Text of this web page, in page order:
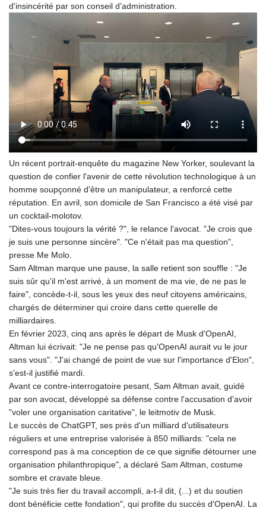
d'insincérité par son conseil d'administration.
Un récent portrait-enquête du magazine New Yorker, soulevant la
question de confier l'avenir de cette révolution technologique à un
homme soupçonné d'être un manipulateur, a renforcé cette
réputation. En avril, son domicile de San Francisco a été visé par
un cocktail-molotov.
"Dites-vous toujours la vérité ?", le relance l'avocat. "Je crois que
je suis une personne sincère". "Ce n'était pas ma question",
presse Me Molo.
Sam Altman marque une pause, la salle retient son souffle : "Je
suis sûr qu'il m'est arrivé, à un moment de ma vie, de ne pas le
faire", concède-t-il, sous les yeux des neuf citoyens américains,
chargés de déterminer qui croire dans cette querelle de
milliardaires.
En février 2023, cinq ans après le départ de Musk d'OpenAI,
Altman lui écrivait: "Je ne pense pas qu'OpenAI aurait vu le jour
sans vous". "J'ai changé de point de vue sur l'importance d'Elon",
s'est-il justifié mardi.
Avant ce contre-interrogatoire pesant, Sam Altman avait, guidé
par son avocat, développé sa défense contre l'accusation d'avoir
"voler une organisation caritative", le leitmotiv de Musk.
Le succès de ChatGPT, ses près d'un milliard d'utilisateurs
réguliers et une entreprise valorisée à 850 milliards: "cela ne
correspond pas à ma conception de ce que signifie détourner une
organisation philanthropique", a déclaré Sam Altman, costume
sombre et cravate bleue.
"Je suis très fier du travail accompli, a-t-il dit, (...) et du soutien
dont bénéficie cette fondation", qui profite du succès d'OpenAI. La